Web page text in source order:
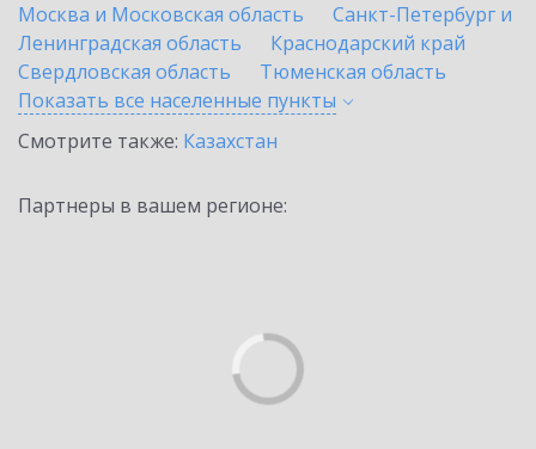
Москва и Московская область
Санкт-Петербург и
Ленинградская область
Краснодарский край
Свердловская область
Тюменская область
Показать все населенные пункты
Смотрите также: Казахстан
Партнеры в вашем регионе: